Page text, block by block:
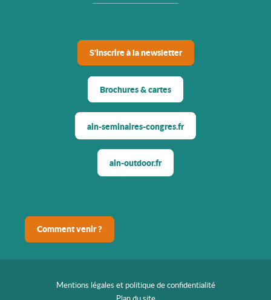
S'inscrire à la newsletter
Brochures & cartes
ain-seminaires-congres.fr
ain-outdoor.fr
Comment venir ?
Mentions légales et politique de confidentialité